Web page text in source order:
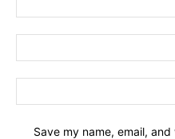
Save my name, email,